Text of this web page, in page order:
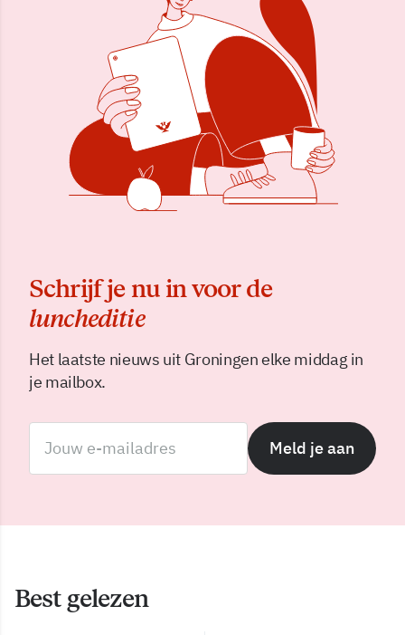
Schrijf je nu in voor de
luncheditie
Het laatste nieuws uit Groningen elke middag in
je mailbox.
Meld je aan
Best gelezen